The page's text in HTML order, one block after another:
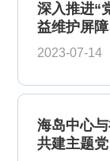
深入推进“
益维护屏障
2023-07-14
海岛中心
共建主题